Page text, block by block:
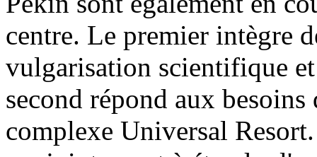
centre. Le premier intègre
vulgarisation scientifique
second répond aux
complexe Universal